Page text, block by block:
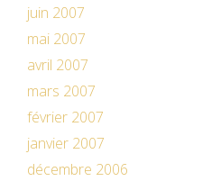
juin 2007
mai 2007
avril 2007
mars 2007
février 2007
janvier 2007
décembre 2006